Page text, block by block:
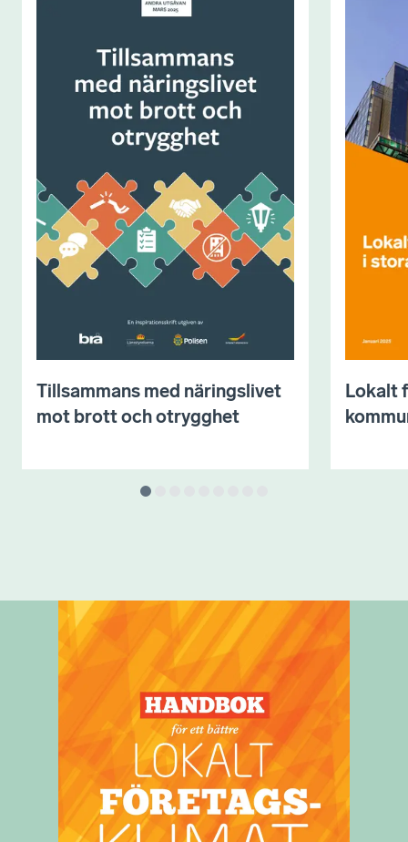
Tillsammans med näringslivet
mot brott och otrygghet
Lokalt